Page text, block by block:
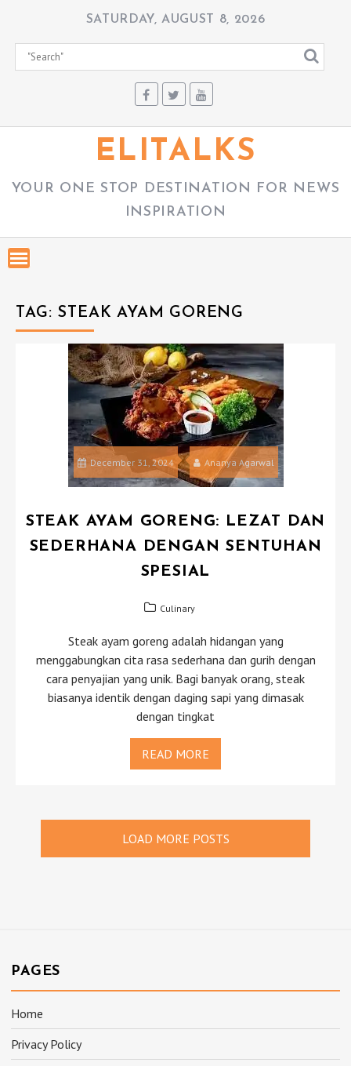
SATURDAY, AUGUST 8, 2026
ELITALKS
YOUR ONE STOP DESTINATION FOR NEWS
INSPIRATION
TAG: STEAK AYAM GORENG
December 31, 2024 Ananya Agarwal
STEAK AYAM GORENG: LEZAT DAN
SEDERHANA DENGAN SENTUHAN
SPESIAL
Culinary
Steak ayam goreng adalah hidangan yang
menggabungkan cita rasa sederhana dan gurih dengan
cara penyajian yang unik. Bagi banyak orang, steak
biasanya identik dengan daging sapi yang dimasak
dengan tingkat
READ MORE
LOAD MORE POSTS
PAGES
Home
Privacy Policy